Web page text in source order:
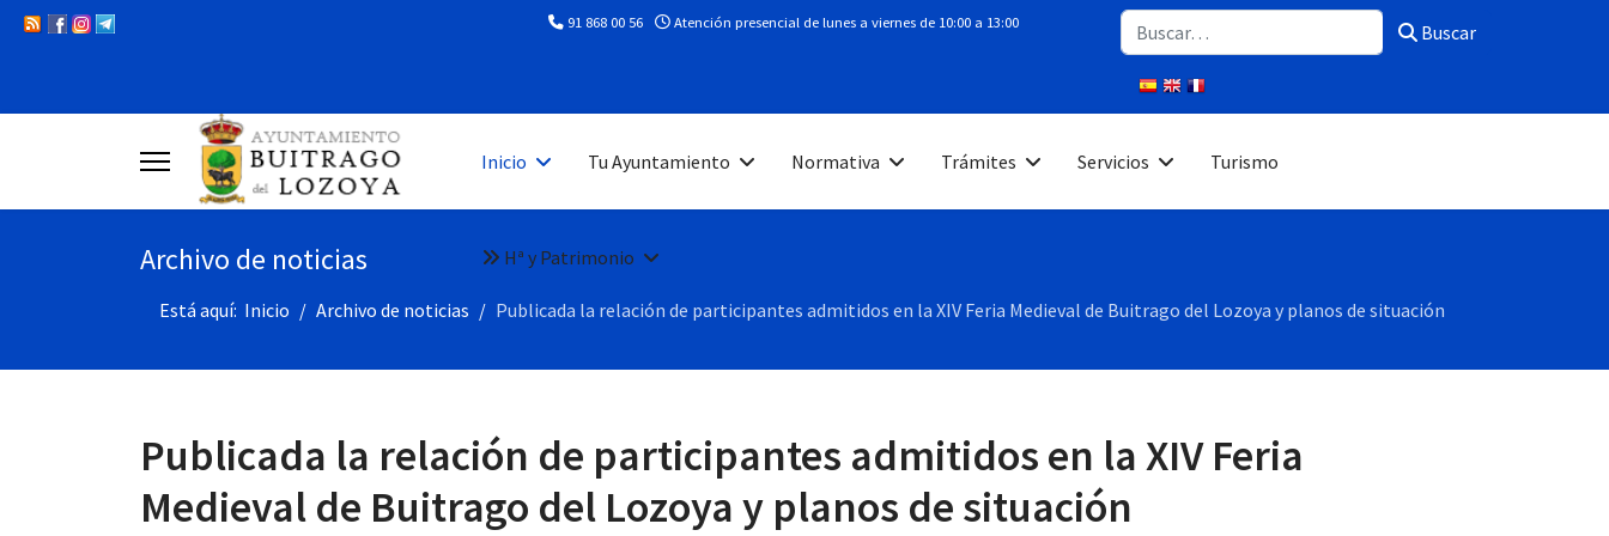
91 868 00 56 Atención presencial de lunes a viernes de 10:00 a 13:00 Buscar Buscar
Inicio Tu Ayuntamiento Normativa Trámites Servicios Turismo
Hª y Patrimonio
Archivo de noticias
Está aquí: Inicio Archivo de noticias Publicada la relación de participantes admitidos en la XIV Feria Medieval de Buitrago del Lozoya y planos de situación
Publicada la relación de participantes admitidos en la XIV Feria
Medieval de Buitrago del Lozoya y planos de situación